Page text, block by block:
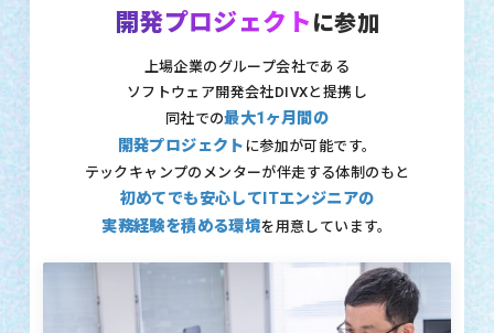
開発プロジェクト に参加
上場企業のグループ会社である
ソフトウェア開発会社DIVXと提携し
同社での最大1ヶ月間の
開発プロジェクト に参加が可能です。
テックキャンプのメンターが伴走する体制のもと
初めてでも安心してITエンジニアの
実務経験を積める環境を用意しています。